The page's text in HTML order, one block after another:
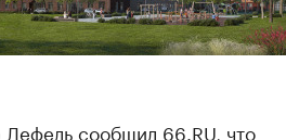
сообщил 66.RU, что